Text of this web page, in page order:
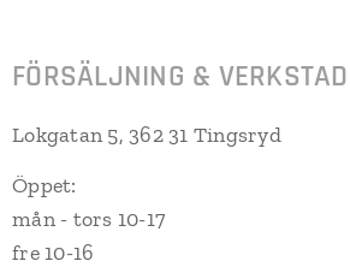
FÖRSÄLJNING & VERKSTAD
Lokgatan 5, 362 31 Tingsryd
Öppet:
mån - tors 10-17
fre 10-16